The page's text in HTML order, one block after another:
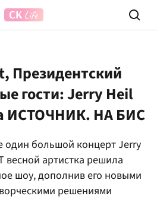
Президентский
гости: Jerry Heil
ИСТОЧНИК. НА БИС
один большой концерт Jerry
весной артистка решила
шоу, дополнив его новыми
решениями